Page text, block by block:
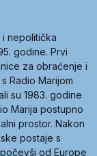
nepolitička
godine. Prvi
za obraćenje i
Radio Marijom
su 1983. godine
Marija postupno
prostor. Nakon
postaje s
od Europe